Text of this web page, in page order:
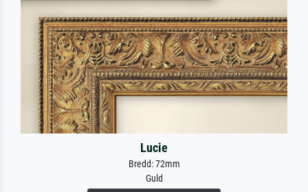
Lucie
Bredd: 72mm
Guld